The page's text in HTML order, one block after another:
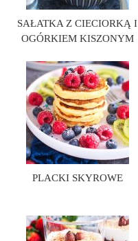
SAŁATKA Z CIECIORKĄ I
OGÓRKIEM KISZONYM
PLACKI SKYROWE